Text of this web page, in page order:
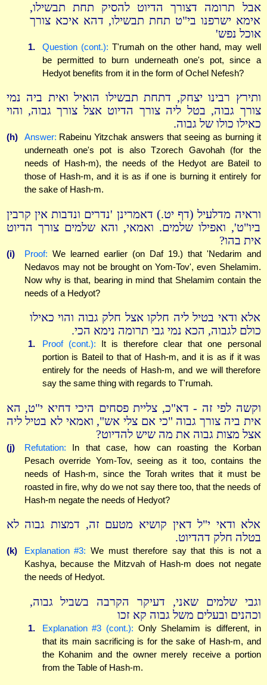
אבל תרומה דצורך הדיוט להסיק תחת תבשילו,
אימא ישרפנו בי"ט תחת תבשילו, דהא איכא צורך
אוכל נפש'
1. Question (cont.): T'rumah on the other hand, may well
be permitted to burn underneath one's pot, since a
Hedyot benefits from it in the form of Ochel Nefesh?
ותירץ רבינו יצחק, דתחת תבשילו הואיל ואית ביה נמי
צורך גבוה, בטל ליה צורך הדיוט אצל צורך גבוה, והוי
כאילו כולו של גבוה.
(h) Answer: Rabeinu Yitzchak answers that seeing as burning it
underneath one's pot is also Tzorech Gavohah (for the
needs of Hash-m), the needs of the Hedyot are Bateil to
those of Hash-m, and it is as if one is burning it entirely for
the sake of Hash-m.
וראיה מדלעיל (דף יט.) דאמרינן 'נדרים ונדבות אין קרבין
ביו"ט', ואפילו שלמים. ואמאי, והא שלמים צורך הדיוט
אית בהו?
(i) Proof: We learned earlier (on Daf 19.) that 'Nedarim and
Nedavos may not be brought on Yom-Tov', even Shelamim.
Now why is that, bearing in mind that Shelamim contain the
needs of a Hedyot?
אלא ודאי בטיל ליה חלקו אצל חלק גבוה והוי כאילו
כולם לגבוה, הכא נמי גבי תרומה נימא הכי.
1. Proof (cont.): It is therefore clear that one personal
portion is Bateil to that of Hash-m, and it is as if it was
entirely for the needs of Hash-m, and we will therefore
say the same thing with regards to T'rumah.
וקשה לפי זה - דא"כ, צליית פסחים היכי דחיא י"ט, הא
אית ביה צורך גבוה "כי אם צלי אש", ואמאי לא בטיל ליה
אצל מצות גבוה את מה שיש להדיוט?
(j) Refutation: In that case, how can roasting the Korban
Pesach override Yom-Tov, seeing as it too, contains the
needs of Hash-m, since the Torah writes that it must be
roasted in fire, why do we not say there too, that the needs of
Hash-m negate the needs of Hedyot?
אלא ודאי י"ל דאין קושיא מטעם זה, דמצות גבוה לא
בטלה חלק דהדיוט.
(k) Explanation #3: We must therefore say that this is not a
Kashya, because the Mitzvah of Hash-m does not negate
the needs of Hedyot.
וגבי שלמים שאני, דעיקר הקרבה בשביל גבוה,
וכהנים ובעלים משל גבוה קא זכו
1. Explanation #3 (cont.): Only Shelamim is different, in
that its main sacrificing is for the sake of Hash-m, and
the Kohanim and the owner merely receive a portion
from the Table of Hash-m.